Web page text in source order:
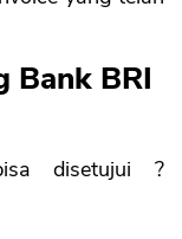
Bank BRI
disetujui ?